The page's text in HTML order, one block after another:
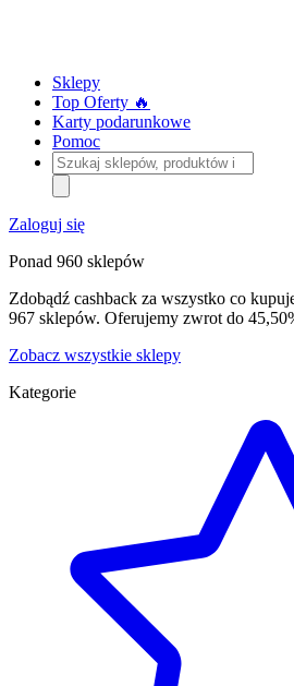
Sklepy
Top Oferty 🔥
Karty podarunkowe
Pomoc
Szukaj
sklepów,
produktów
i
kategorii
Zaloguj się
Ponad 960 sklepów
Zdobądź cashback za wszystko co
967 sklepów. Oferujemy zwrot do
Zobacz wszystkie sklepy
Kategorie